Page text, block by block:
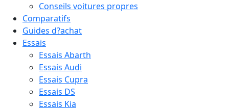
Conseils voitures propres
Comparatifs
Guides d?achat
Essais
Essais Abarth
Essais Audi
Essais Cupra
Essais DS
Essais Kia